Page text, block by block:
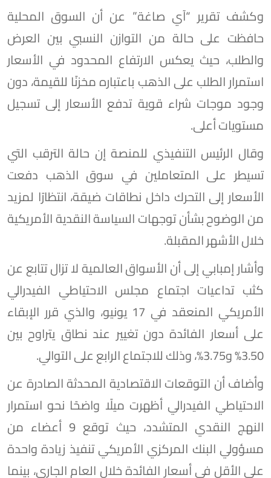
وكشف تقرير “آي صاغة” عن أن السوق المحلية
حافظت على حالة من التوازن النسبي بين العرض
والطلب، حيث يعكس الارتفاع المحدود في الأسعار
استمرار الطلب على الذهب باعتباره مخزنًا للقيمة، دون
وجود موجات شراء قوية تدفع الأسعار إلى تسجيل
مستويات أعلى.
وقال الرئيس التنفيذي للمنصة إن حالة الترقب التي
تسيطر على المتعاملين في سوق الذهب دفعت
الأسعار إلى التحرك داخل نطاقات ضيقة، انتظارًا لمزيد
من الوضوح بشأن توجهات السياسة النقدية الأمريكية
خلال الأشهر المقبلة.
وأشار إمبابي إلى أن الأسواق العالمية لا تزال تتابع عن
كثب تداعيات اجتماع مجلس الاحتياطي الفيدرالي
الأمريكي المنعقد في 17 يونيو، والذي قرر الإبقاء
على أسعار الفائدة دون تغيير عند نطاق يتراوح بين
3.50% و3.75%، وذلك للاجتماع الرابع على التوالي.
وأضاف أن التوقعات الاقتصادية المحدثة الصادرة عن
الاحتياطي الفيدرالي أظهرت ميلًا واضحًا نحو استمرار
النهج النقدي المتشدد، حيث توقع 9 أعضاء من
مسؤولي البنك المركزي الأمريكي تنفيذ زيادة واحدة
على الأقل في أسعار الفائدة خلال العام الجاري، بينما